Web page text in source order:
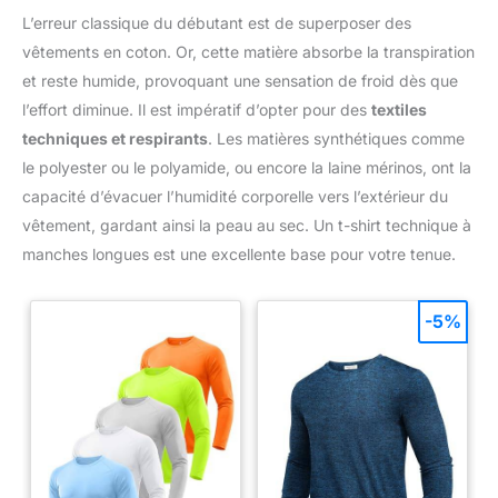
L’erreur classique du débutant est de superposer des
vêtements en coton. Or, cette matière absorbe la transpiration
et reste humide, provoquant une sensation de froid dès que
l’effort diminue. Il est impératif d’opter pour des textiles
techniques et respirants. Les matières synthétiques comme
le polyester ou le polyamide, ou encore la laine mérinos, ont la
capacité d’évacuer l’humidité corporelle vers l’extérieur du
vêtement, gardant ainsi la peau au sec. Un t-shirt technique à
manches longues est une excellente base pour votre tenue.
-5%